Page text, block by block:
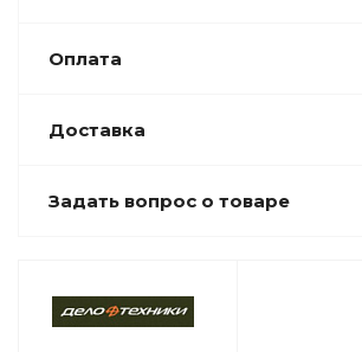
Оплата
Доставка
Задать вопрос о товаре